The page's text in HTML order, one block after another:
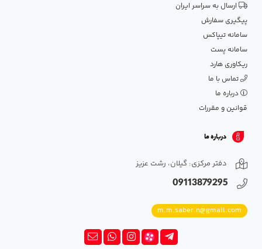
ارسال به سراسر ایران
پیگیری سفارش
سامانه تیپاکس
سامانه پست
ریکاوری هارد
تماس با ما
درباره ما
قوانین و مقررات
درباره ما
دفتر مرکزی: گیلان، رشت عزیز
09113879295
m.m.saber.n@gmail.com